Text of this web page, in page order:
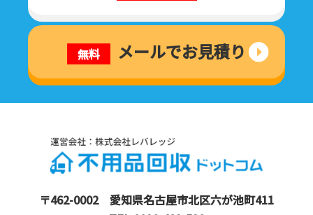
無料 メールでお見積り
〒462-0002
愛知県名古屋市北区六が池町411